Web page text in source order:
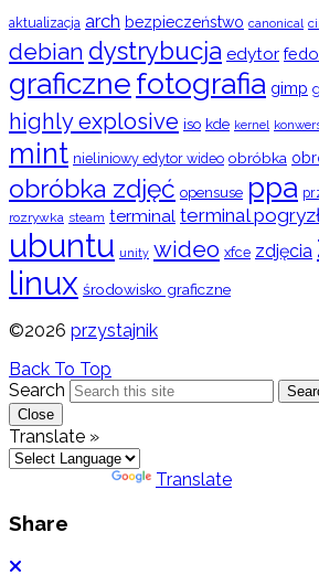
aktualizacja arch bezpieczeństwo canonical
debian dystrybucja edytor
graficznefotografia gimp
highly explosive iso kde kernel
mint nieliniowy edytor wideo obróbka
obróbka zdjęć opensuse ppa
rozrywka steam terminal terminal
ubuntu unity wideo xfce zdjęcia
linux środowisko graficzne
©2026 przystajnik
Back To Top
Search
Close
Translate »
Translate
Share